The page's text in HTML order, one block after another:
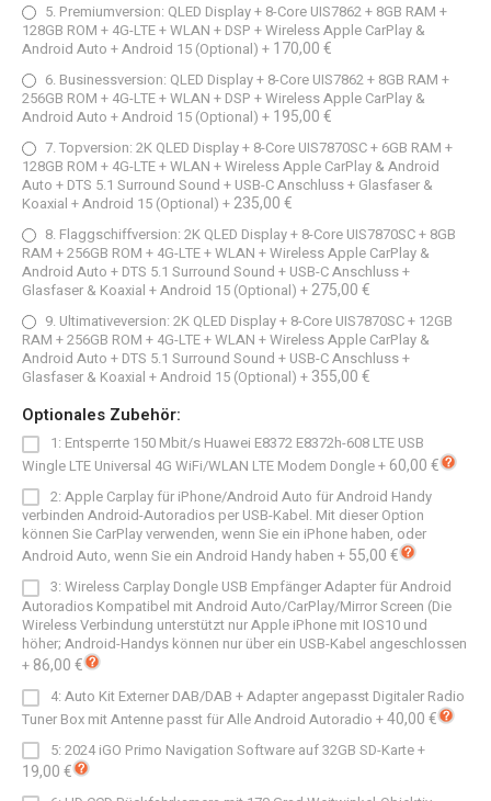
5. Premiumversion: QLED Display + 8-Core UIS7862 + 8GB RAM +
128GB ROM + 4G-LTE + WLAN + DSP + Wireless Apple CarPlay &
Android Auto + Android 15 (Optional) + 170,00 €
6. Businessversion: QLED Display + 8-Core UIS7862 + 8GB RAM +
256GB ROM + 4G-LTE + WLAN + DSP + Wireless Apple CarPlay &
Android Auto + Android 15 (Optional) + 195,00 €
7. Topversion: 2K QLED Display + 8-Core UIS7870SC + 6GB RAM +
128GB ROM + 4G-LTE + WLAN + Wireless Apple CarPlay & Android
Auto + DTS 5.1 Surround Sound + USB-C Anschluss + Glasfaser &
Koaxial + Android 15 (Optional) +235,00 €
8. Flaggschiffversion: 2K QLED Display + 8-Core UIS7870SC + 8GB
RAM + 256GB ROM + 4G-LTE + WLAN + Wireless Apple CarPlay &
Android Auto + DTS 5.1 Surround Sound + USB-C Anschluss +
Glasfaser & Koaxial + Android 15 (Optional) +275,00 €
9. Ultimativeversion: 2K QLED Display + 8-Core UIS7870SC + 12GB
RAM + 256GB ROM + 4G-LTE + WLAN + Wireless Apple CarPlay &
Android Auto + DTS 5.1 Surround Sound + USB-C Anschluss +
Glasfaser & Koaxial + Android 15 (Optional) + 355,00 €
Optionales Zubehör:
1: Entsperrte 150 Mbit/s Huawei E8372 E8372h-608 LTE USB
Wingle LTE Universal 4G WiFi/WLAN LTE Modem Dongle+60,00 €
2: Apple Carplay für iPhone/Android Auto für Android Handy
verbinden Android-Autoradios per USB-Kabel. Mit dieser Option
können Sie CarPlay verwenden, wenn Sie ein iPhone haben, oder
Android Auto, wenn Sie ein Android Handy haben + 55,00 €
3: Wireless Carplay Dongle USB Empfänger Adapter für Android
Autoradios Kompatibel mit Android Auto/CarPlay/Mirror Screen (Die
Wireless Verbindung unterstützt nur Apple iPhone mit IOS10 und
höher; Android-Handys können nur über ein USB-Kabel angeschlossen
+ 86,00 €
4: Auto Kit Externer DAB/DAB + Adapter angepasst Digitaler Radio
Tuner Box mit Antenne passt für Alle Android Autoradio +40,00 €
5: 2024 iGO Primo Navigation Software auf 32GB SD-Karte+
19,00 €